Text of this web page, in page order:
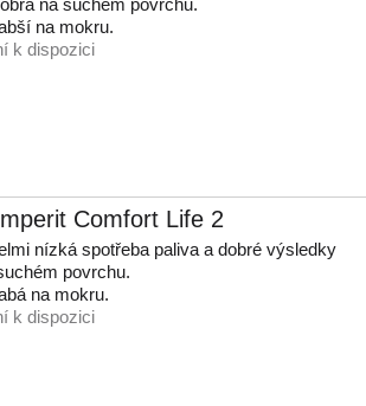
na suchém povrchu.
na mokru.
k dispozici
Comfort Life 2
nízká spotřeba paliva a dobré výsledky
povrchu.
na mokru.
k dispozici